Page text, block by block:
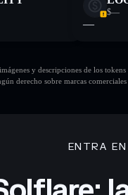
$—
—
y descripciones de los
derecho sobre marcas
ENTRA